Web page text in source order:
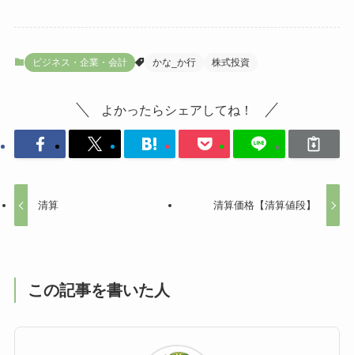
ビジネス・企業・会計 かな_か行 株式投資
よかったらシェアしてね！
清算 清算価格【清算値段】
この記事を書いた人